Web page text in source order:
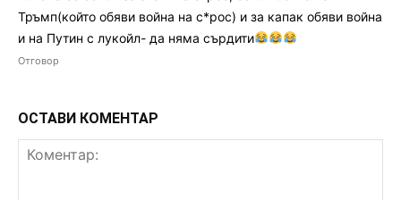
Тръмп(който обяви война на с*рос) и за капак обяви война
и на Путин с лукойл- да няма сърдити
Отговор
ОСТАВИ КОМЕНТАР